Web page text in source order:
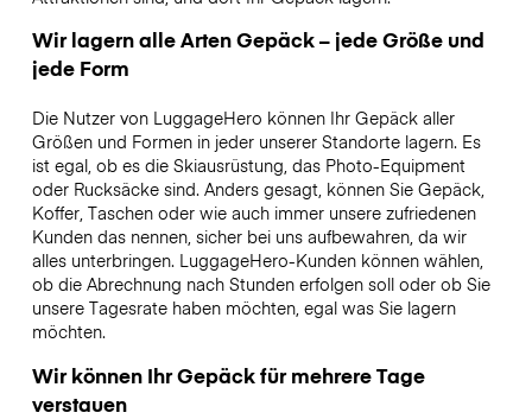
Wir lagern alle Arten Gepäck – jede Größe und
jede Form
Die Nutzer von LuggageHero können Ihr Gepäck aller
Größen und Formen in jeder unserer Standorte lagern. Es
ist egal, ob es die Skiausrüstung, das Photo-Equipment
oder Rucksäcke sind. Anders gesagt, können Sie Gepäck,
Koffer, Taschen oder wie auch immer unsere zufriedenen
Kunden das nennen, sicher bei uns aufbewahren, da wir
alles unterbringen. LuggageHero-Kunden können wählen,
ob die Abrechnung nach Stunden erfolgen soll oder ob Sie
unsere Tagesrate haben möchten, egal was Sie lagern
möchten.
Wir können Ihr Gepäck für mehrere Tage
verstauen